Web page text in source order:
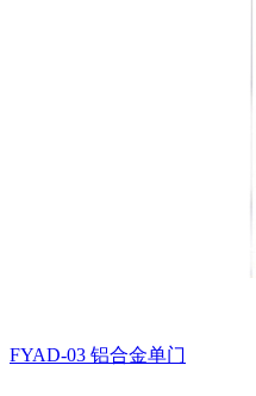
FYAD-03 铝合金单门